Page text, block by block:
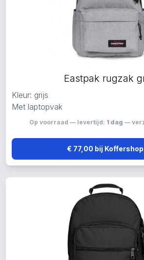
Eastpak rugzak
Kleur: grijs
Met laptopvak
Op voorraad — levertijd: 1 dag —
€ 77,00 bij